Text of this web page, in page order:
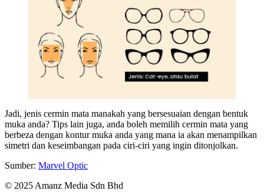
Jadi, jenis cermin mata manakah yang bersesuaian dengan bentuk
muka anda? Tips lain juga, anda boleh memilih cermin mata yang
berbeza dengan kontur muka anda yang mana ia akan menampilkan
simetri dan keseimbangan pada ciri-ciri yang ingin ditonjolkan.
Sumber: Marvel Optic
© 2025 Amanz Media Sdn Bhd